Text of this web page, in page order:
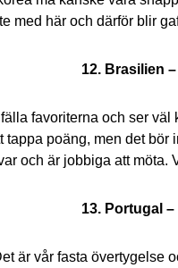
med här och därför blir
12. Brasilien
favoriterna och ser
tappa poäng, men det
och är jobbiga att
13. Portugal
är vår fasta övertygelse